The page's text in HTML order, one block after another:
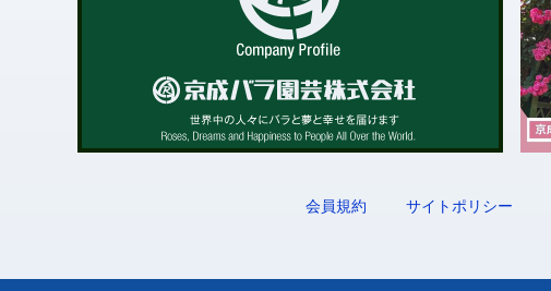
会員規約 サイトポリシー